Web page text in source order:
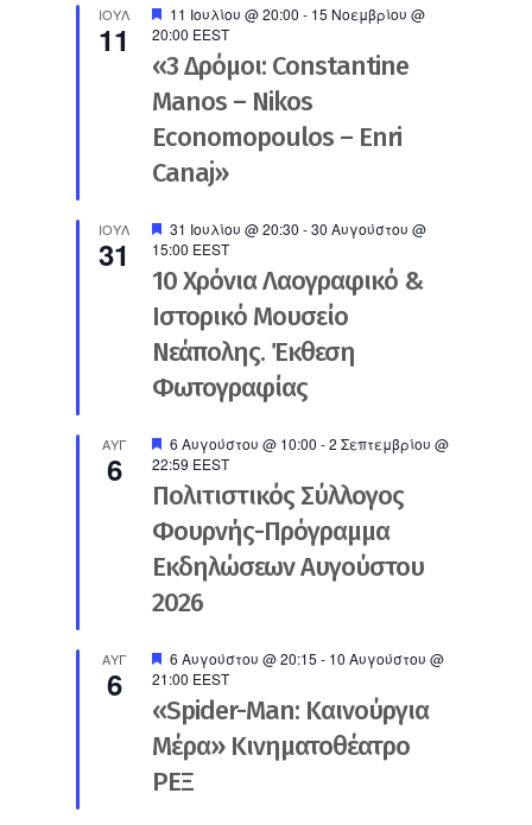
ΙΟΎΛ
11
Προτεινόμενο
11 Ιουλίου @ 20:00 - 15 Νοεμβρίου @
20:00 EEST
«3 Δρόμοι: Constantine
Manos – Nikos
Economopoulos – Enri
Canaj»
ΙΟΎΛ
31
Προτεινόμενο
31 Ιουλίου @ 20:30 -30 Αυγούστου @
15:00 EEST
10 Χρόνια Λαογραφικό &
Ιστορικό Μουσείο
Νεάπολης. Έκθεση
Φωτογραφίας
ΑΥΓ
6
Προτεινόμενο
6 Αυγούστου @ 10:00 -2 Σεπτεμβρίου @
22:59 EEST
Πολιτιστικός Σύλλογος
Φουρνής-Πρόγραμμα
Εκδηλώσεων Αυγούστου
2026
ΑΥΓ
6
Προτεινόμενο
6 Αυγούστου @ 20:15 - 10 Αυγούστου @
21:00 EEST
«Spider-Man: Καινούργια
Μέρα» Κινηματοθέατρο
ΡΕΞ